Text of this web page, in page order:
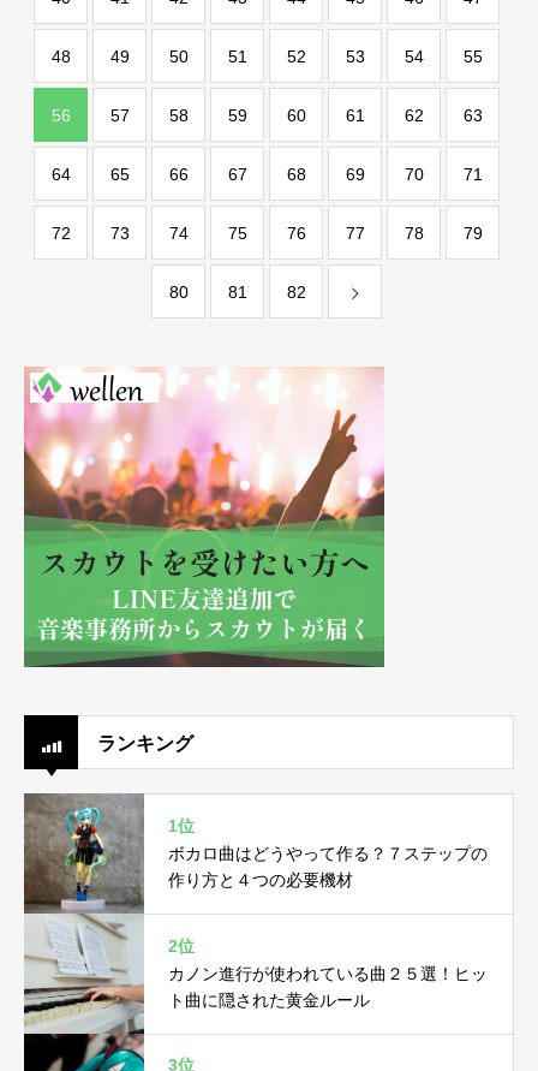
48 49 50 51 52 53 54 55
56 57 58 59 60 61 62 63
64 65 66 67 68 69 70 71
72 73 74 75 76 77 78 79
80 81 82
ランキング
1位
ボカロ曲はどうやって作る？７ステップの
作り方と４つの必要機材
2位
カノン進行が使われている曲２５選！ヒッ
ト曲に隠された黄金ルール
3位